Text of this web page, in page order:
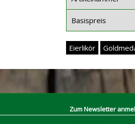
Basispreis
Eierlikör
Zum Newsletter